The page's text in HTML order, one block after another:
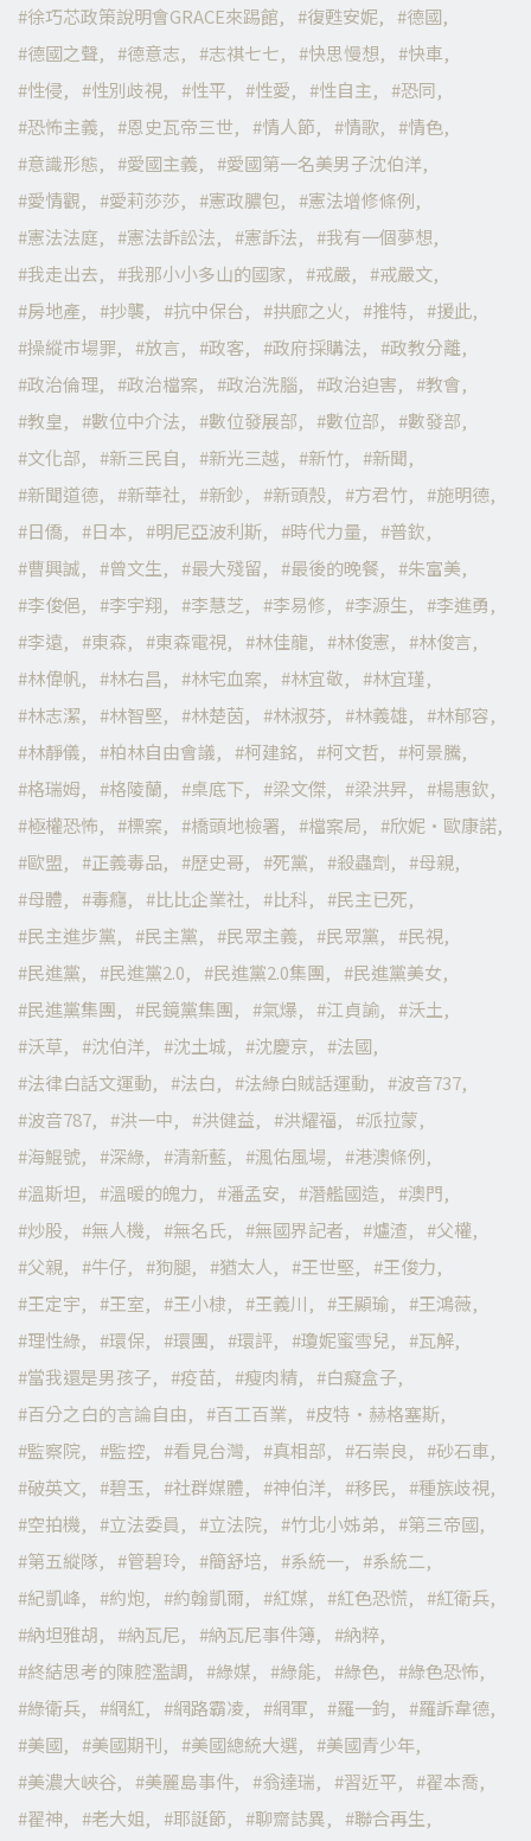
徐巧芯政策說明會GRACE來踢館
復甦安妮
德國
德國之聲
德意志 志祺七七 快思慢想
快車
性侵
性別歧視 性平 性愛 性自主
恐同
恐怖主義
恩史瓦帝三世 情人節 情歌
情色
意識形態
愛國主義
愛國第一名美男子沈伯洋
愛情觀
愛莉莎莎 憲政膿包
憲法增修條例
憲法法庭
憲法訴訟法 憲訴法
我有一個夢想
我走出去
我那小小多山的國家 戒嚴
戒嚴文
房地產
抄襲 抗中保台 拱廊之火 推特
援此
操縱市場罪
放言 政客 政府採購法
政教分離
政治倫理
政治檔案 政治洗腦 政治迫害
教會
教皇
數位中介法 數位發展部 數位部
數發部
文化部
新三民自 新光三越 新竹
新聞
新聞道德
新華社 新鈔 新頭殼 方君竹
施明德
日僑
日本 明尼亞波利斯 時代力量
普欽
曹興誠
曾文生 最大殘留 最後的晚餐
朱富美
李俊俋
李宇翔 李慧芝 李易修 李源生
李進勇
李遠
東森 東森電視 林佳龍 林俊憲
林俊言
林偉帆
林右昌 林宅血案 林宜敬
林宜瑾
林志潔
林智堅 林楚茵 林淑芬 林義雄
林郁容
林靜儀
柏林自由會議 柯建銘 柯文哲
柯景騰
格瑞姆
格陵蘭 桌底下 梁文傑 梁洪昇
楊惠欽
極權恐怖
標案 橋頭地檢署 檔案局
欣妮·歐康諾
歐盟
正義毒品 歷史哥 死黨 殺蟲劑
母親
母體
毒癮 比比企業社 比科
民主已死
民主進步黨
民主黨 民眾主義 民眾黨
民視
民進黨
民進黨2.0 民進黨2.0集團
民進黨美女
民進黨集團
民鏡黨集團 氣爆 江貞諭
沃土
沃草
沈伯洋 沈土城 沈慶京
法國
法律白話文運動
法白 法綠白賊話運動
波音737
波音787
洪一中 洪健益 洪耀福
派拉蒙
海鯤號
深綠 清新藍 渢佑風場
港澳條例
溫斯坦
溫暖的魄力 潘孟安 潛艦國造
澳門
炒股
無人機 無名氏 無國界記者 爐渣
父權
父親
牛仔 狗腿 猶太人 王世堅
王俊力
王定宇
王室 王小棣 王義川 王顯瑜
王鴻薇
理性綠
環保 環團 環評 瓊妮蜜雪兒
瓦解
當我還是男孩子
疫苗 瘦肉精
白癡盒子
百分之白的言論自由
百工百業
皮特·赫格塞斯
監察院
監控 看見台灣 真相部 石崇良
砂石車
破英文
碧玉 社群媒體 神伯洋 移民
種族歧視
空拍機
立法委員 立法院 竹北小姊弟
第三帝國
第五縱隊
管碧玲 簡舒培 系統一
系統二
紀凱峰
約炮 約翰凱爾 紅媒 紅色恐慌
紅衛兵
納坦雅胡
納瓦尼 納瓦尼事件簿
納粹
終結思考的陳腔濫調
綠媒 綠能 綠色
綠色恐怖
綠衛兵
網紅 網路霸凌 網軍 羅一鈞
羅訴韋德
美國
美國期刊 美國總統大選
美國青少年
美濃大峽谷
美麗島事件 翁達瑞 習近平
翟本喬
翟神
老大姐 耶誕節 聊齋誌異
聯合再生